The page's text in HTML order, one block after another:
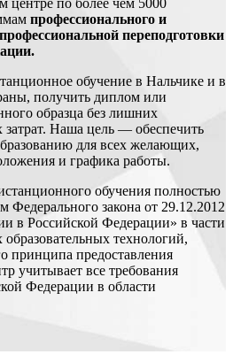
центре по более чем 5000
профессионального и
переподготовки
обучение в Нальчике и в
получить диплом или
образца без лишних
Наша цель — обеспечить
для всех желающих,
и графика работы.
обучения полностью
Федерального закона от 29.12.2012
в Российской Федерации» в части
технологий,
принципа предоставления
учитывает все требования
Федерации в области